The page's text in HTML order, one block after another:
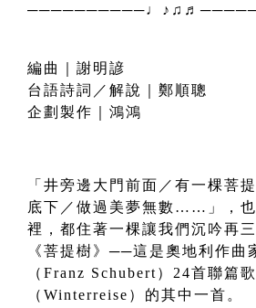
編曲｜謝明諺
台語詩詞／解說｜鄭順聰
企劃製作｜鴻鴻
「井旁邊大門前面／有一棵菩
底下／做過美夢無數……」，
裡，都住著一棵讓我們沉吟再
《菩提樹》──這是奧地利作曲
（Franz Schubert）24首聯篇
（Winterreise）的其中一首。